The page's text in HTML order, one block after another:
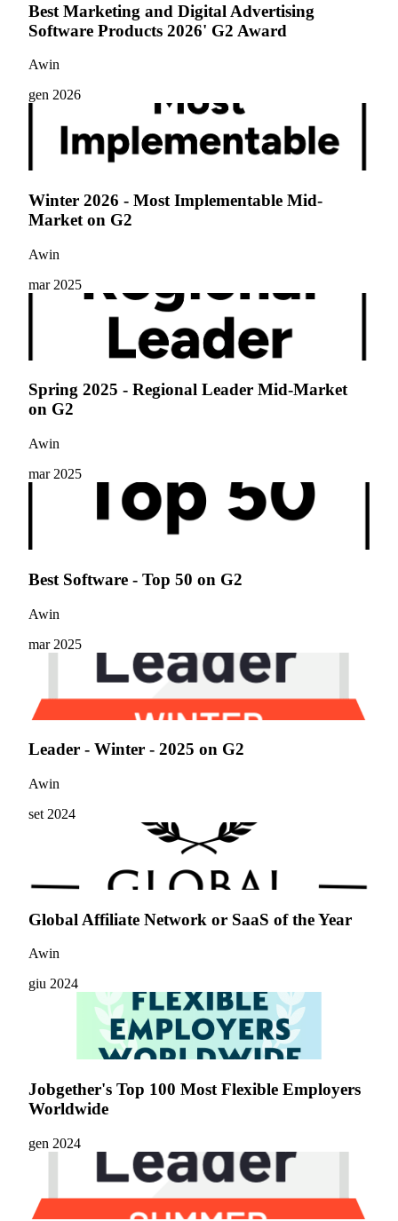
Best Marketing and Digital Advertising
Software Products 2026' G2 Award
Awin
gen 2026
Winter 2026 - Most Implementable Mid-
Market on G2
Awin
mar 2025
Spring 2025 - Regional Leader Mid-Market
on G2
Awin
mar 2025
Best Software - Top 50 on G2
Awin
mar 2025
Leader - Winter - 2025 on G2
Awin
set 2024
Global Affiliate Network or SaaS of the Year
Awin
giu 2024
Jobgether's Top 100 Most Flexible Employers
Worldwide
gen 2024